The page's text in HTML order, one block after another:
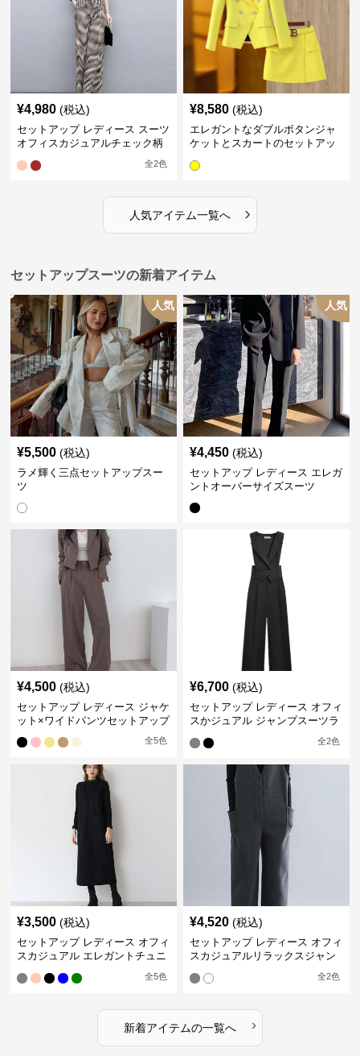
¥4,980 (税込)
セットアップ レディース スーツ
オフィスカジュアルチェック柄
全2色
¥8,580 (税込)
エレガントなダブルボタンジャ
ケットとスカートのセットアッ
人気アイテム一覧へ ›
セットアップスーツの新着アイテム
人気
¥5,500 (税込)
ラメ輝く三点セットアップスー
ツ
人気
¥4,450 (税込)
セットアップ レディース エレガ
ントオーバーサイズスーツ
¥4,500 (税込)
セットアップ レディース ジャケ
ット×ワイドパンツセットアップ
全5色
¥6,700 (税込)
セットアップ レディース オフィ
スかジュアル ジャンプスーツラ
全2色
¥3,500 (税込)
セットアップ レディース オフィ
スカジュアル エレガントチュニ
全5色
¥4,520 (税込)
セットアップ レディース オフィ
スカジュアルリラックスジャン
全2色
新着アイテムの一覧へ ›